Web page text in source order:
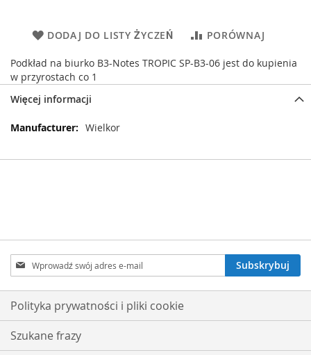
DODAJ DO LISTY ŻYCZEŃ PORÓWNAJ
Podkład na biurko B3-Notes TROPIC SP-B3-06 jest do kupienia
w przyrostach co 1
Więcej informacji
Więcej
Wielkor
Subskrybuj
nasz
newsletter:
Subskrybuj
Polityka prywatności i pliki cookie
Szukane frazy